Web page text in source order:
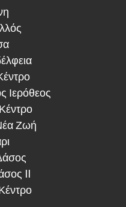
Ιερόθεος
Ζωή
II